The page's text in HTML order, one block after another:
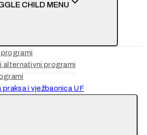
CHILD MENU
alternativni programi
praksa i vježbaonica UF